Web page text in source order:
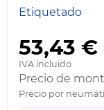
Etiquetado
53,43 €
IVA incluido
Precio de
Precio por